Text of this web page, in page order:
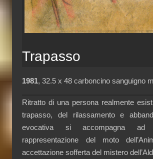
Trapasso
1981, 32.5 x 48 carboncino sanguigno
Ritratto di una persona realmente
trapasso, del rilassamento e
evocativa si accompagna ad
rappresentazione del moto
accettazione sofferta del mistero